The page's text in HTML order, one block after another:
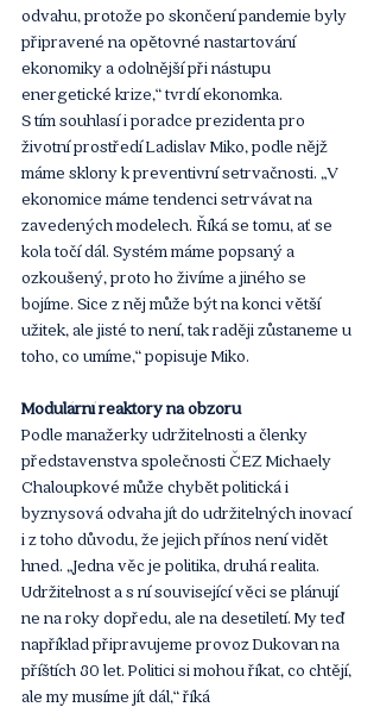
odvahu, protože po skončení pandemie byly
připravené na opětovné nastartování
ekonomiky a odolnější při nástupu
energetické krize,“ tvrdí ekonomka.
S tím souhlasí i poradce prezidenta pro
životní prostředí Ladislav Miko, podle nějž
máme sklony k preventivní setrvačnosti. „V
ekonomice máme tendenci setrvávat na
zavedených modelech. Říká se tomu, ať se
kola točí dál. Systém máme popsaný a
ozkoušený, proto ho živíme a jiného se
bojíme. Sice z něj může být na konci větší
užitek, ale jisté to není, tak raději zůstaneme u
toho, co umíme,“ popisuje Miko.
Modulární reaktory na obzoru
Podle manažerky udržitelnosti a členky
představenstva společnosti ČEZ Michaely
Chaloupkové může chybět politická i
byznysová odvaha jít do udržitelných inovací
i z toho důvodu, že jejich přínos není vidět
hned. „Jedna věc je politika, druhá realita.
Udržitelnost a s ní související věci se plánují
ne na roky dopředu, ale na desetiletí. My teď
například připravujeme provoz Dukovan na
příštích 80 let. Politici si mohou říkat, co chtějí,
ale my musíme jít dál,“ říká